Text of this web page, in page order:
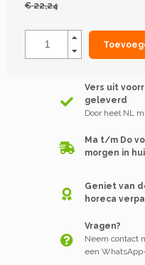
€ 22,24
Vers uit
geleverd
Door heel NL
Ma t/m Do
morgen in
Geniet van
horeca
Vragen?
Neem contact
een